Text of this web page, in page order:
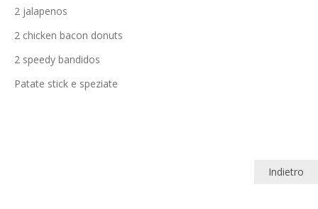
2 jalapenos
2 chicken bacon donuts
2 speedy bandidos
Patate stick e speziate
Indietro